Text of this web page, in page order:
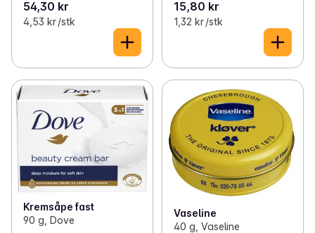
54,30 kr
4,53 kr /stk
15,80 kr
1,32 kr /stk
Kremsåpe fast
90 g, Dove
Vaseline
40 g, Vaseline